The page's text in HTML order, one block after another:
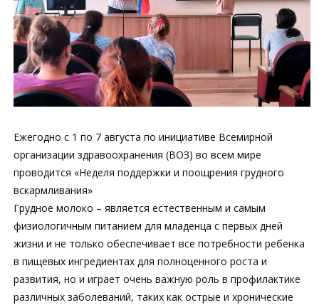
Ежегодно с 1 по 7 августа по инициативе Всемирной
организации здравоохранения (ВОЗ) во всем мире
проводится «Неделя поддержки и поощрения грудного
вскармливания»
Грудное молоко – является естественным и самым
физиологичным питанием для младенца с первых дней
жизни и не только обеспечивает все потребности ребенка
в пищевых ингредиентах для полноценного роста и
развития, но и играет очень важную роль в профилактике
различных заболеваний, таких как острые и хронические